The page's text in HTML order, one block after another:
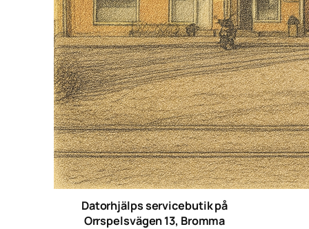
Datorhjälps servicebutik på
Orrspelsvägen 13, Bromma